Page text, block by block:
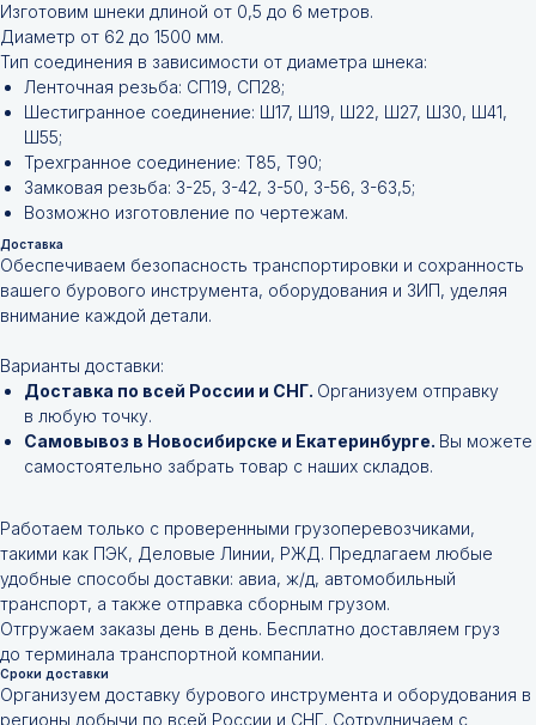
Изготовим шнеки длиной от 0,5 до 6 метров.
Диаметр от 62 до 1500 мм.
Тип соединения в зависимости от диаметра шнека:
Ленточная резьба: СП19, СП28;
Шестигранное соединение: Ш17, Ш19, Ш22, Ш27, Ш30, Ш41,
Ш55;
Трехгранное соединение: Т85, Т90;
Замковая резьба: З-25, З-42, З-50, З-56, З-63,5;
Возможно изготовление по чертежам.
Доставка
Обеспечиваем безопасность транспортировки и сохранность
вашего бурового инструмента, оборудования и ЗИП, уделяя
внимание каждой детали.
Варианты доставки:
Доставка по всей России и СНГ. Организуем отправку
в любую точку.
Самовывоз в Новосибирске и Екатеринбурге. Вы можете
самостоятельно забрать товар с наших складов.
Работаем только с проверенными грузоперевозчиками,
такими как ПЭК, Деловые Линии, РЖД. Предлагаем любые
удобные способы доставки: авиа, ж/д, автомобильный
транспорт, а также отправка сборным грузом.
Отгружаем заказы день в день. Бесплатно доставляем груз
до терминала транспортной компании.
Сроки доставки
Организуем доставку бурового инструмента и оборудования в
регионы добычи по всей России и СНГ. Сотрудничаем с